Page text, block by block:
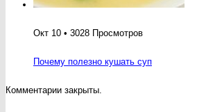
Окт 10 • 3028 Просмотров
Почему полезно кушать суп
Комментарии закрыты.